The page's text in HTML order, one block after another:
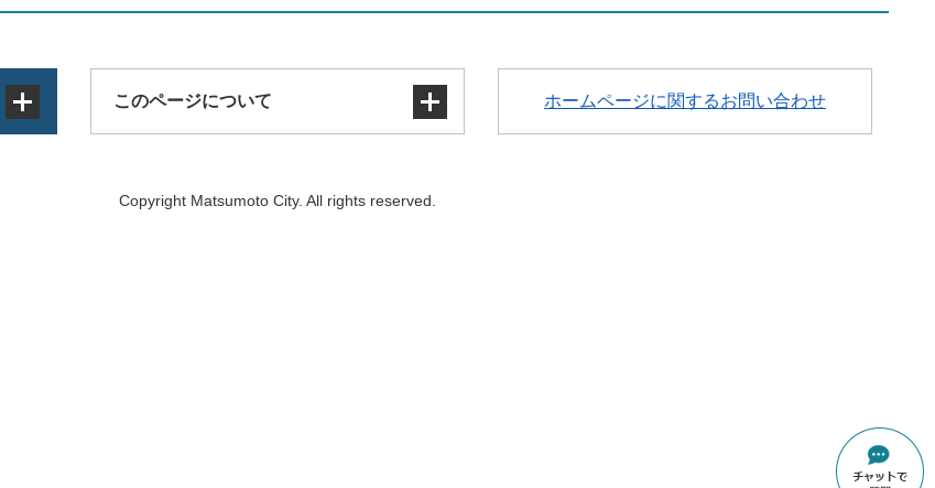
このページについて
著作権・免責事項・リンク
ホームページに関するお問い合わせ
Copyright Matsumoto City. All rights reserved.